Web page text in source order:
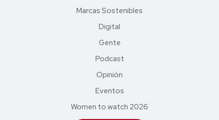
Marcas Sostenibles
Digital
Gente
Podcast
Opinión
Eventos
Women to watch 2026